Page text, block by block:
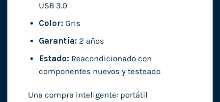
USB 3.0
Color: Gris
Garantía: 2 años
Estado: Reacondicionado con
componentes nuevos y testeado
Una compra inteligente: portátil